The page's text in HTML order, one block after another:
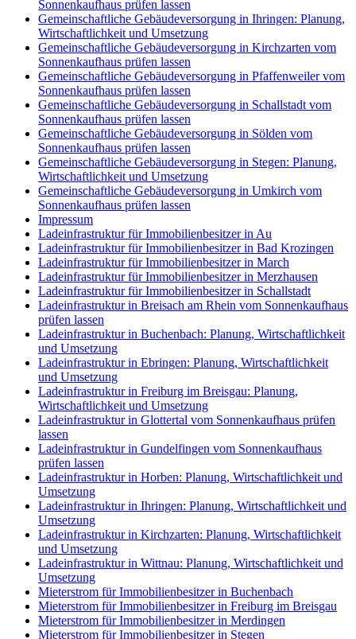
Sonnenkaufhaus prüfen lassen
Gemeinschaftliche Gebäudeversorgung in Ihringen: Planung,
Wirtschaftlichkeit und Umsetzung
Gemeinschaftliche Gebäudeversorgung in Kirchzarten vom
Sonnenkaufhaus prüfen lassen
Gemeinschaftliche Gebäudeversorgung in Pfaffenweiler vom
Sonnenkaufhaus prüfen lassen
Gemeinschaftliche Gebäudeversorgung in Schallstadt vom
Sonnenkaufhaus prüfen lassen
Gemeinschaftliche Gebäudeversorgung in Sölden vom
Sonnenkaufhaus prüfen lassen
Gemeinschaftliche Gebäudeversorgung in Stegen: Planung,
Wirtschaftlichkeit und Umsetzung
Gemeinschaftliche Gebäudeversorgung in Umkirch vom
Sonnenkaufhaus prüfen lassen
Impressum
Ladeinfrastruktur für Immobilienbesitzer in Au
Ladeinfrastruktur für Immobilienbesitzer in Bad Krozingen
Ladeinfrastruktur für Immobilienbesitzer in March
Ladeinfrastruktur für Immobilienbesitzer in Merzhausen
Ladeinfrastruktur für Immobilienbesitzer in Schallstadt
Ladeinfrastruktur in Breisach am Rhein vom Sonnenkaufhaus
prüfen lassen
Ladeinfrastruktur in Buchenbach: Planung, Wirtschaftlichkeit
und Umsetzung
Ladeinfrastruktur in Ebringen: Planung, Wirtschaftlichkeit
und Umsetzung
Ladeinfrastruktur in Freiburg im Breisgau: Planung,
Wirtschaftlichkeit und Umsetzung
Ladeinfrastruktur in Glottertal vom Sonnenkaufhaus prüfen
lassen
Ladeinfrastruktur in Gundelfingen vom Sonnenkaufhaus
prüfen lassen
Ladeinfrastruktur in Horben: Planung, Wirtschaftlichkeit und
Umsetzung
Ladeinfrastruktur in Ihringen: Planung, Wirtschaftlichkeit und
Umsetzung
Ladeinfrastruktur in Kirchzarten: Planung, Wirtschaftlichkeit
und Umsetzung
Ladeinfrastruktur in Wittnau: Planung, Wirtschaftlichkeit und
Umsetzung
Mieterstrom für Immobilienbesitzer in Buchenbach
Mieterstrom für Immobilienbesitzer in Freiburg im Breisgau
Mieterstrom für Immobilienbesitzer in Merdingen
Mieterstrom für Immobilienbesitzer in Stegen